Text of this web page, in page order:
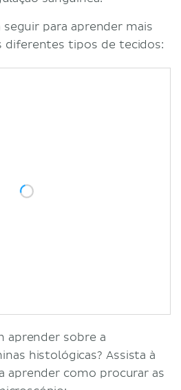
seguir para aprender mais
diferentes tipos de tecidos:
aprender sobre a
histológicas? Assista à
aprender como procurar as